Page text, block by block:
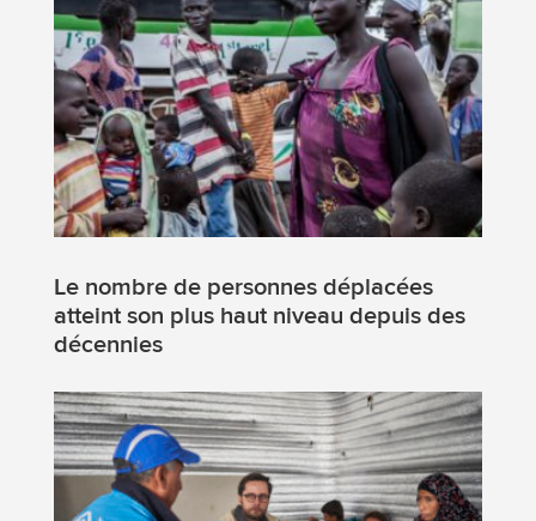
Le nombre de personnes déplacées
atteint son plus haut niveau depuis des
décennies